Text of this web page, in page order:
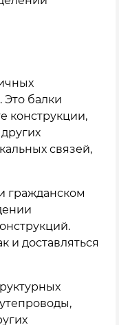
балки
конструкции,
связей,
гражданском
и доставляться